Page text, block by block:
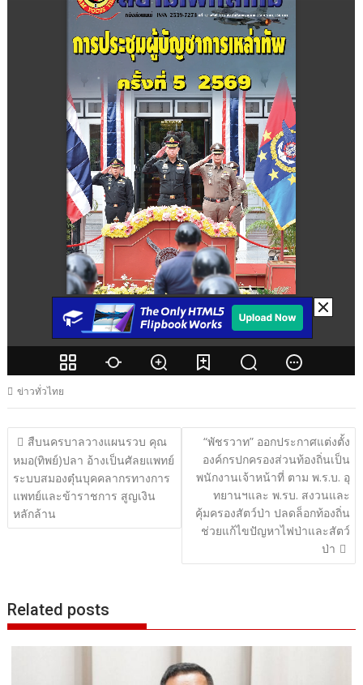
ข่าวทั่วไทย
แนะแนว
เรื่อง
สืบนครบาลวางแผนรวบ คุณ
หมอ(ทิพย์)ปลา อ้างเป็นศัลยแพทย์
ระบบสมองตุ๋นบุคคลากรทางการ
แพทย์และข้าราชการ สูญเงิน
หลักล้าน
“พัชรวาท” ออกประกาศแต่งตั้ง
องค์กรปกครองส่วนท้องถิ่นเป็น
พนักงานเจ้าหน้าที่ ตาม พ.ร.บ. อุ
ทยานฯและ พ.รบ. สงวนและ
คุ้มครองสัตว์ป่า ปลดล็อกท้องถิ่น
ช่วยแก้ไขปัญหาไฟป่าและสัตว์
ป่า
Related posts